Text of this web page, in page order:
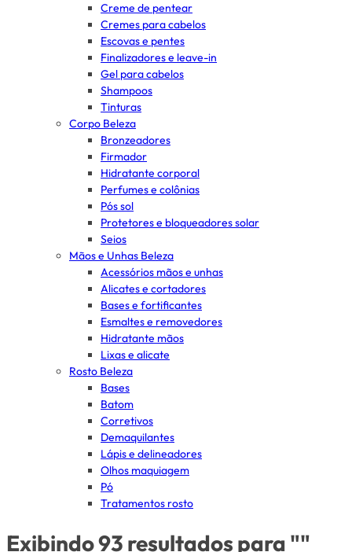
Creme de pentear
Cremes para cabelos
Escovas e pentes
Finalizadores e leave-in
Gel para cabelos
Shampoos
Tinturas
Corpo Beleza
Bronzeadores
Firmador
Hidratante corporal
Perfumes e colônias
Pós sol
Protetores e bloqueadores solar
Seios
Mãos e Unhas Beleza
Acessórios mãos e unhas
Alicates e cortadores
Bases e fortificantes
Esmaltes e removedores
Hidratante mãos
Lixas e alicate
Rosto Beleza
Bases
Batom
Corretivos
Demaquilantes
Lápis e delineadores
Olhos maquiagem
Pó
Tratamentos rosto
Exibindo 93 resultados para ""